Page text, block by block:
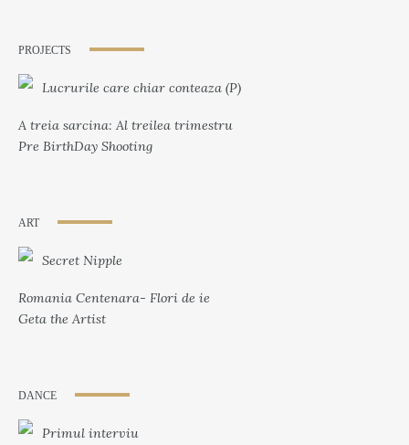
PROJECTS
Lucrurile care chiar conteaza (P)
A treia sarcina: Al treilea trimestru
Pre BirthDay Shooting
ART
Secret Nipple
Romania Centenara- Flori de ie
Geta the Artist
DANCE
Primul interviu